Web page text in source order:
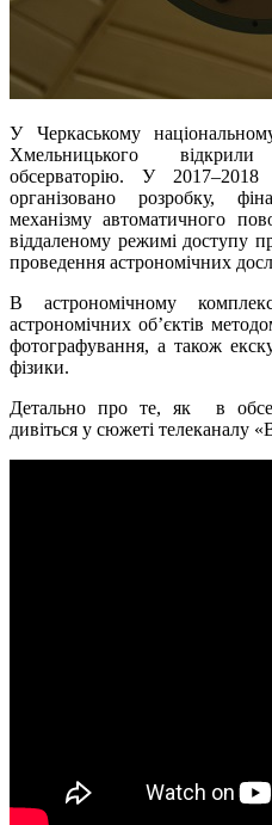
У Черкаському
Хмельницького
обсерваторію. У 2017–2018
організовано розробку,
механізму автоматичного
віддаленому режимі доступу
проведення астрономічних
В астрономічному
астрономічних об’єктів
фотографування, а також
фізики.
Детально про те, як в
дивіться у сюжеті телеканалу